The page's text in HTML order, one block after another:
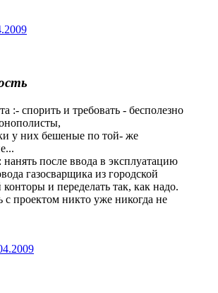
:- спорить и требовать - бесполезно
у них бешеные по той- же
после ввода в эксплуатацию
газосварщика из городской
конторы и переделать так, как надо.
с проектом никто уже никогда не